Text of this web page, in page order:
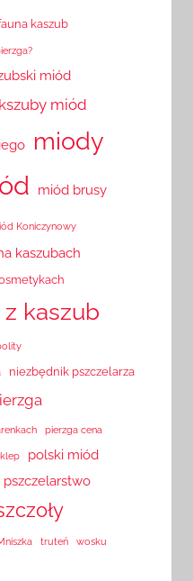
kaszub
miód
kszuby miód
miody
miód brusy
Koniczynowy
kaszubach
kaszub
niezbędnik pszczelarza
pierzga cena
polski miód
pszczelarstwo
truteń wosku